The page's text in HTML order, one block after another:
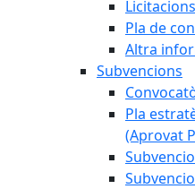
Pla de
Altra
Subvencions
Pla
(Aprovat